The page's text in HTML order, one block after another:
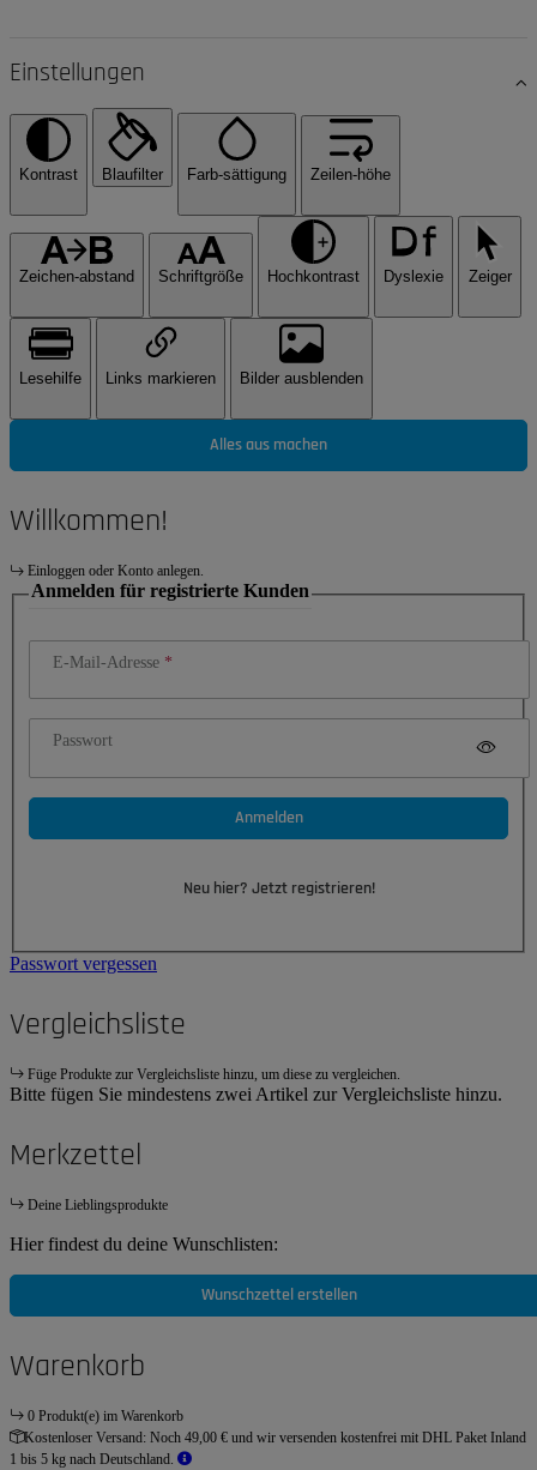
Einstellungen
Kontrast Blaufilter Farb-sättigung Zeilen-höhe
Zeichen-abstand Schriftgröße Hochkontrast Dyslexie Zeiger
Lesehilfe Links markieren Bilder ausblenden
Alles aus machen
Willkommen!
Einloggen oder Konto anlegen.
Anmelden für registrierte Kunden
E-Mail-Adresse
Passwort
Anmelden
Neu hier? Jetzt registrieren!
Passwort vergessen
Vergleichsliste
Füge Produkte zur Vergleichsliste hinzu, um diese zu vergleichen.
Bitte fügen Sie mindestens zwei Artikel zur Vergleichsliste hinzu.
Merkzettel
Deine Lieblingsprodukte
Hier findest du deine Wunschlisten:
Wunschzettel erstellen
Warenkorb
0 Produkt(e) im Warenkorb
Kostenloser Versand: Noch 49,00 € und wir versenden kostenfrei mit DHL Paket Inland
1 bis 5 kg nach Deutschland.